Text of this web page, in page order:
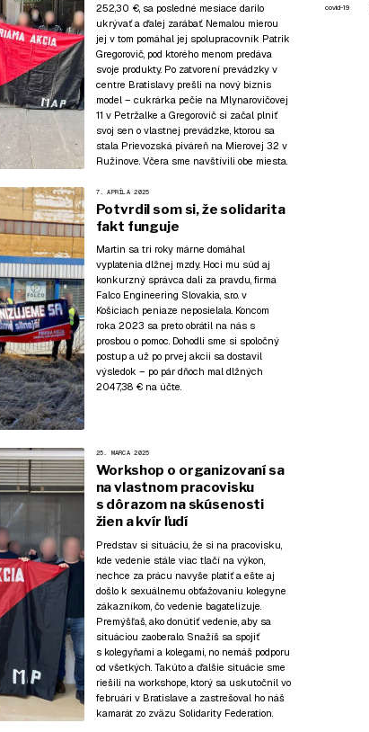
252,30 €, sa posledné mesiace darilo
ukrývať a ďalej zarábať. Nemalou mierou
jej v tom pomáhal jej spolupracovník Patrik
Gregorovič, pod ktorého menom predáva
svoje produkty. Po zatvorení prevádzky v
centre Bratislavy prešli na nový biznis
model – cukrárka pečie na Mlynarovičovej
11 v Petržalke a Gregorovič si začal plniť
svoj sen o vlastnej prevádzke, ktorou sa
stala Prievozská piváreň na Mierovej 32 v
Ružinove. Včera sme navštívili obe miesta.
7. APRÍLA 2025
Potvrdil som si, že solidarita
fakt funguje
Martin sa tri roky márne domáhal
vyplatenia dlžnej mzdy. Hoci mu súd aj
konkurzný správca dali za pravdu, firma
Falco Engineering Slovakia, s.r.o. v
Košiciach peniaze neposielala. Koncom
roka 2023 sa preto obrátil na nás s
prosbou o pomoc. Dohodli sme si spoločný
postup a už po prvej akcii sa dostavil
výsledok – po pár dňoch mal dlžných
2047,38 € na účte.
25. MARCA 2025
Workshop o organizovaní sa
na vlastnom pracovisku
s dôrazom na skúsenosti
žien a kvír ľudí
Predstav si situáciu, že si na pracovisku,
kde vedenie stále viac tlačí na výkon,
nechce za prácu navyše platiť a ešte aj
došlo k sexuálnemu obťažovaniu kolegyne
zákazníkom, čo vedenie bagatelizuje.
Premýšľaš, ako donútiť vedenie, aby sa
situáciou zaoberalo. Snažíš sa spojiť
s kolegyňami a kolegami, no nemáš podporu
od všetkých. Takúto a ďalšie situácie sme
riešili na workshope, ktorý sa uskutočnil vo
februári v Bratislave a zastrešoval ho náš
kamarát zo zväzu Solidarity Federation.
covid-19